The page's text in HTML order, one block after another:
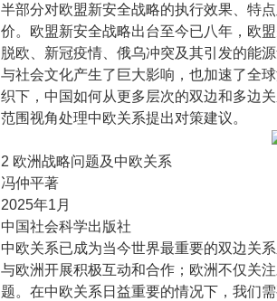
半部分对欧盟新安全战略的执行效果、特
价。欧盟新安全战略出台至今已八年，欧
脱欧、新冠疫情、俄乌冲突及其引发的能
与社会文化产生了巨大影响，也加速了全
织下，中国如何从更多层次的双边和多边
范围视角处理中欧关系提出对策建议。
2 欧洲战略问题及中欧关系
冯仲平著
2025年1月
中国社会科学出版社
中欧关系已成为当今世界最重要的双边关
与欧洲开展积极互动和合作；欧洲不仅关
题。在中欧关系日益重要的情况下，我们